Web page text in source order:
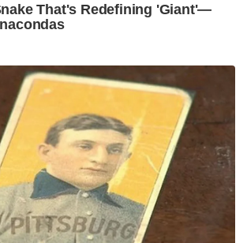
That's Redefining 'Giant'—